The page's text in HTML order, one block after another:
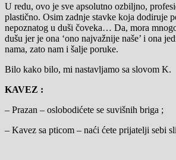
U redu, ovo je sve apsolutno ozbiljno,
plastično. Osim zadnje stavke koja dodiruje
nepoznatog u duši čoveka… Da, mora
dušu jer je ona ‘ono najvažnije naše’ i ona
nama, zato nam i šalje poruke.
Bilo kako bilo, mi nastavljamo sa slovom K.
KAVEZ :
– Prazan – oslobodićete se suvišnih briga ;
– Kavez sa pticom – naći ćete prijatelji sebi